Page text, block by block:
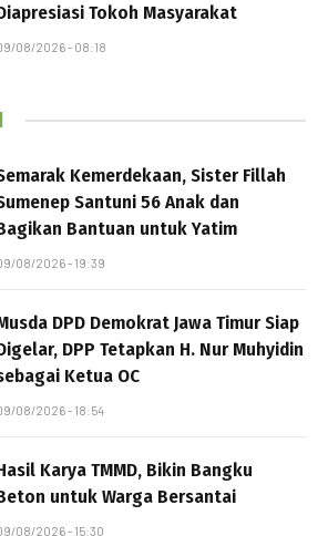
Tokoh Masyarakat
08/2026 - 08:18
Kemerdekaan, Sister Fillah
Santuni 56 Anak dan
Bantuan untuk Yatim
08/2026 - 19:39
DPD Demokrat Jawa Timur Siap
DPP Tetapkan H. Nur Muhyidin
Ketua OC
08/2026 - 18:54
Karya TMMD, Bikin Bangku
untuk Warga Bersantai
08/2026 - 15:30